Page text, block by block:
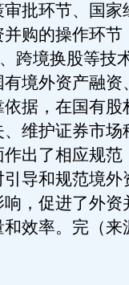
批环节、国家
购的操作环节
跨境换股等技
境外资产融资
据，在国有股
维护证券市场
出了相应规范
导和规范境外
，促进了外资
效率。完（来